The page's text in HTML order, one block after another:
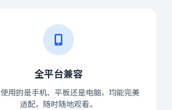
全平台兼容
用的是手机、平板还是电脑，均能完美
适配，随时随地观看。